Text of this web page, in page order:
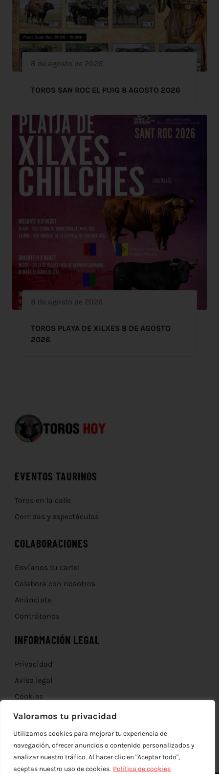
Valoramos tu privacidad
Utilizamos cookies para mejorar tu experiencia de
navegación, ofrecer anuncios o contenido personalizados y
analizar nuestro tráfico. Al hacer clic en "Aceptar todo",
aceptas nuestro uso de cookies. Política de cookies
8 de agosto de 2026
TOROS SAN ROC EL PUIG 8 AGOSTO 2026
8 de agosto de 2026
TOROS PLAYA DE XILXES 8 DE AGOSTO
2026
EVENTOS TAURINOS
Toros en la calle
Corridas y espectáculos
COLABORACIONES
Envíanos tu cartel
Colabora con nosotros
Anúnciate
Contrátanos
INFORMACIÓN LEGAL
Privacidad
Aviso legal
Cookies
Devoluciones